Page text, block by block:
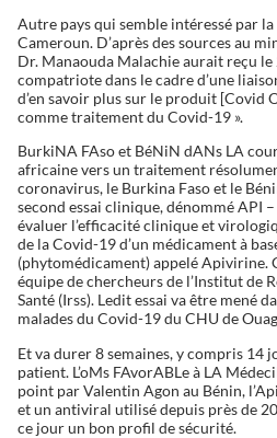
Autre pays qui semble intéressé par
Cameroun. D’après des sources au
Dr. Manaouda Malachie aurait reçu le
compatriote dans le cadre d’une
d’en savoir plus sur le produit [Covid
comme traitement du Covid-19 ».
BurkiNA FAso et BéNiN dANs LA
africaine vers un traitement
coronavirus, le Burkina Faso et le
second essai clinique, dénommé API
évaluer l’efficacité clinique et
de la Covid-19 d’un médicament à
(phytomédicament) appelé Apivirine.
équipe de chercheurs de l’Institut de
Santé (Irss). Ledit essai va être mené
malades du Covid-19 du CHU de
Et va durer 8 semaines, y compris 14
patient. L’oMs FAvorABLe à LA
point par Valentin Agon au Bénin,
et un antiviral utilisé depuis près de
ce jour un bon profil de sécurité.